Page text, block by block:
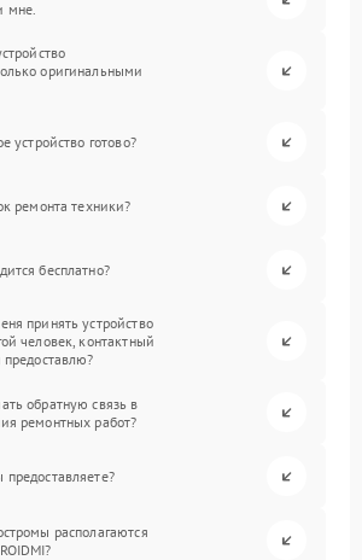
мне.
оригинальными
устройство готово?
ремонта техники?
бесплатно?
принять устройство
человек, контактный
предоставлю?
обратную связь в
ремонтных работ?
располагаются